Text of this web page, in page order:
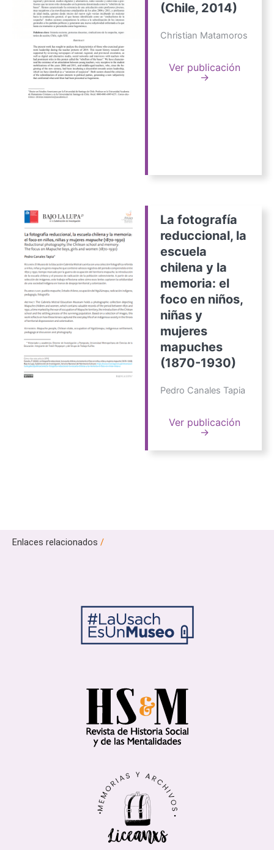
(Chile, 2014)
Christian Matamoros
Ver publicación
→
La fotografía
reduccional, la
escuela
chilena y la
memoria: el
foco en niños,
niñas y
mujeres
mapuches
(1870-1930)
Pedro Canales Tapia
Ver publicación
→
Enlaces relacionados /